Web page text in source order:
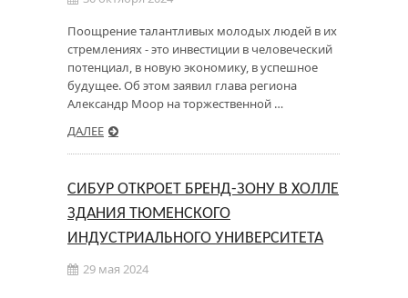
Поощрение талантливых молодых людей в их
стремлениях - это инвестиции в человеческий
потенциал, в новую экономику, в успешное
будущее. Об этом заявил глава региона
Александр Моор на торжественной …
ДАЛЕЕ
СИБУР ОТКРОЕТ БРЕНД-ЗОНУ В ХОЛЛЕ
ЗДАНИЯ ТЮМЕНСКОГО
ИНДУСТРИАЛЬНОГО УНИВЕРСИТЕТА
29 мая 2024